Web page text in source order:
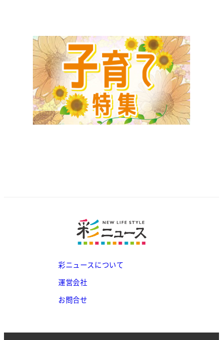
彩ニュースについて
運営会社
お問合せ